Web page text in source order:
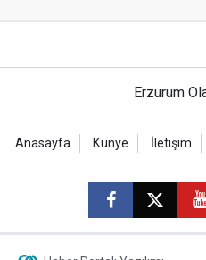
Erzurum
Anasayfa Künye İletişim